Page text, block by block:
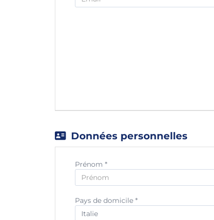
Données personnelles
Prénom *
Pays de domicile *